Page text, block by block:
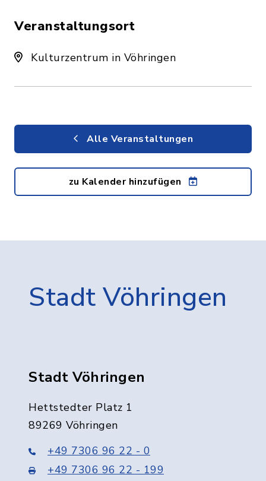
Veranstaltungsort
Kulturzentrum in Vöhringen
Alle Veranstaltungen
zu Kalender hinzufügen
Stadt Vöhringen
Stadt Vöhringen
Hettstedter Platz 1
89269 Vöhringen
+49 7306 96 22 - 0
+49 7306 96 22 - 199